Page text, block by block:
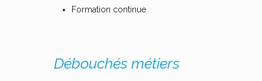
Formation continue
Débouchés métiers